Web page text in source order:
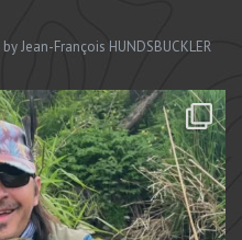
by Jean-François HUNDSBUCKLER